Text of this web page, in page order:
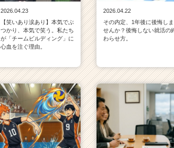
2026.04.23
【笑いあり涙あり】本気でぶ
つかり、本気で笑う。私たち
が「チームビルディング」に
心血を注ぐ理由。
2026.04.22
その内定、1年後に後悔しま
せんか？後悔しない就活の
わらせ方。